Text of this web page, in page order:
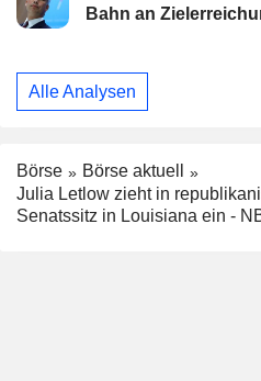
Bahn an
Alle Analysen
Börse
Börse aktuell
Julia Letlow zieht in
Senatssitz in Louisiana ein -